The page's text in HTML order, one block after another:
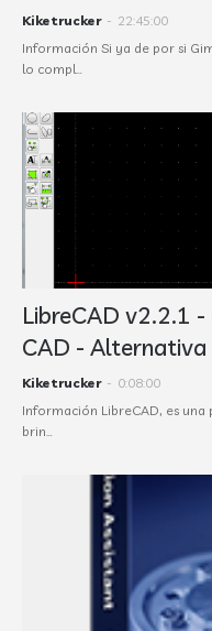
Kiketrucker - 22:45:00
Información Si ya de por si
lo compl…
LibreCAD v2.2.1
CAD -
Kiketrucker - 0:08:00
Información LibreCAD, es
brin…